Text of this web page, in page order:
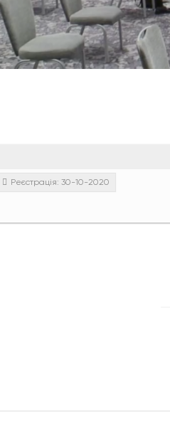
Реєстрація: 30-10-2020